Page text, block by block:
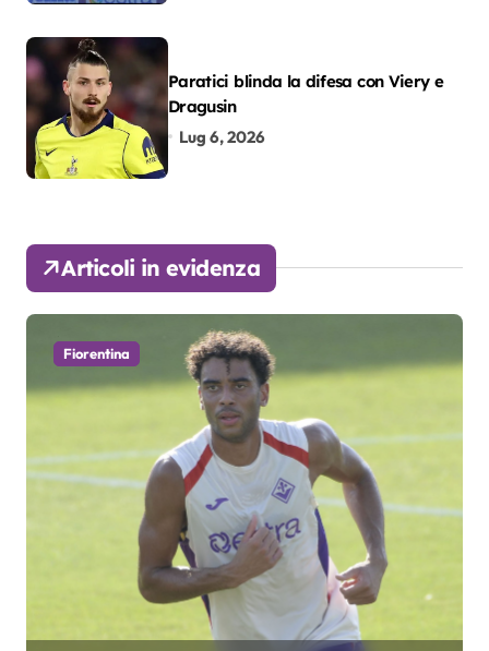
Paratici blinda la difesa con Viery e
Dragusin
Lug 6, 2026
Articoli in evidenza
Fiorentina